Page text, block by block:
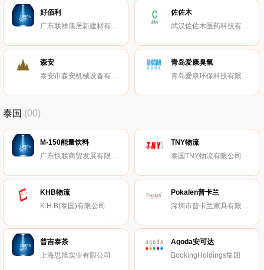
好佰利
广东联祥康居新建材有限公司
佐佐木
武汉佐佐木医药科技有限公司
森安
泰安市森安机械设备有限公司
青岛爱康臭氧
泰国 (00)
M-150能量饮料
广东快联商贸发展有限公司
TNY物流
泰国TNY物流有限公司
KHB物流
K.H.B(泰国)有限公司
Pokalen普卡兰
普吉泰茶
上海思旭实业有限公司
Agoda安可达
BookingHoldings集团